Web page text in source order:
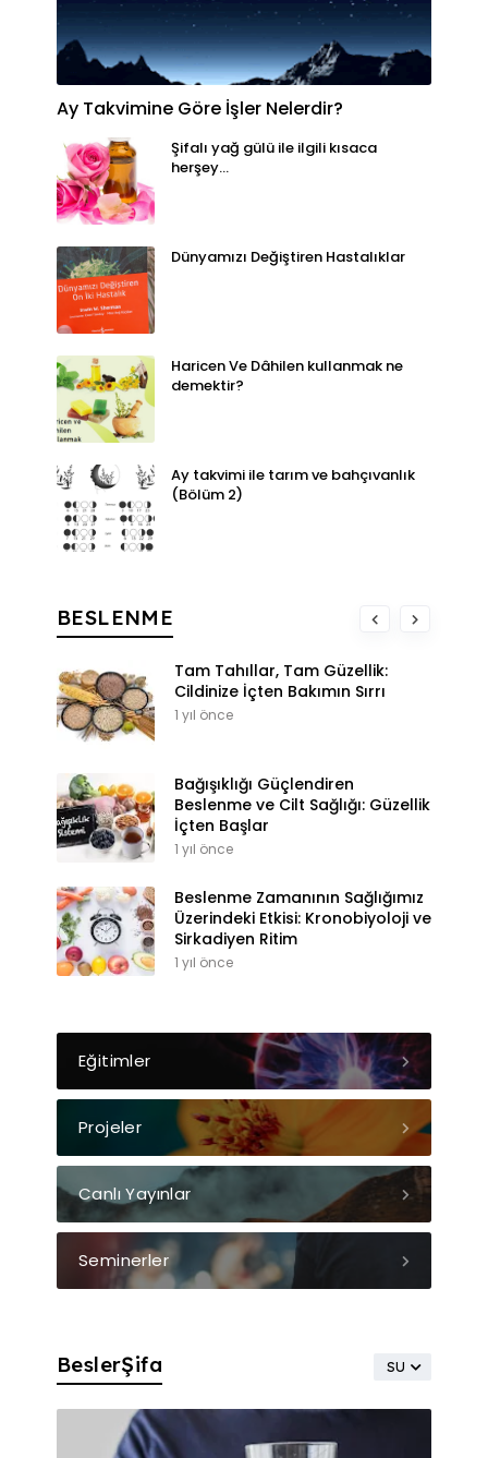
Ay Takvimine Göre İşler Nelerdir?
Şifalı yağ gülü ile ilgili kısaca
herşey...
Dünyamızı Değiştiren Hastalıklar
Haricen Ve Dâhilen kullanmak ne
demektir?
Ay takvimi ile tarım ve bahçıvanlık
(Bölüm 2)
BESLENME
Tam Tahıllar, Tam Güzellik:
Cildinize İçten Bakımın Sırrı
1 yıl önce
Bağışıklığı Güçlendiren
Beslenme ve Cilt Sağlığı: Güzellik
İçten Başlar
1 yıl önce
Beslenme Zamanının Sağlığımız
Üzerindeki Etkisi: Kronobiyoloji ve
Sirkadiyen Ritim
1 yıl önce
Eğitimler
Projeler
Canlı Yayınlar
Seminerler
SU
BeslerŞifa